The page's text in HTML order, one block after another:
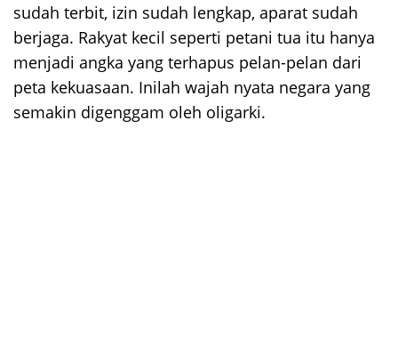
sudah terbit, izin sudah lengkap, aparat sudah
berjaga. Rakyat kecil seperti petani tua itu hanya
menjadi angka yang terhapus pelan-pelan dari
peta kekuasaan. Inilah wajah nyata negara yang
semakin digenggam oleh oligarki.